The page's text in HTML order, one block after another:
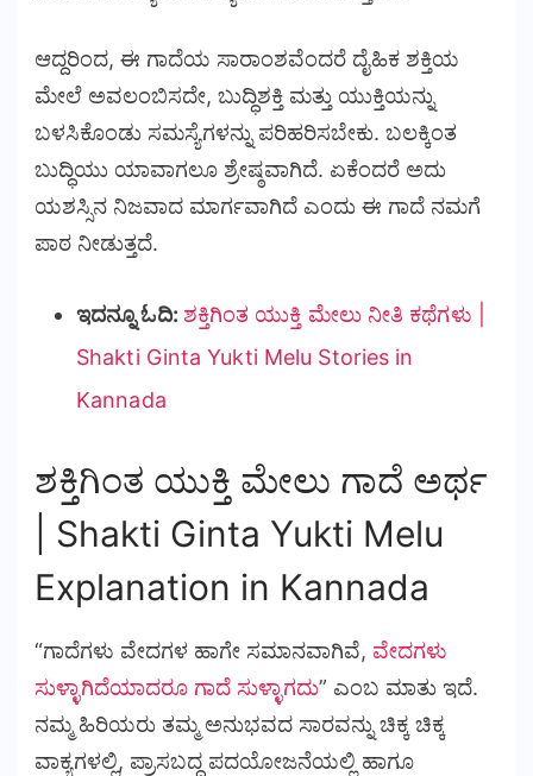
ಆದ್ದರಿಂದ, ಈ ಗಾದೆಯ ಸಾರಾಂಶವೆಂದರೆ ದೈಹಿಕ ಶಕ್ತಿಯ
ಮೇಲೆ ಅವಲಂಬಿಸದೇ, ಬುದ್ಧಿಶಕ್ತಿ ಮತ್ತು ಯುಕ್ತಿಯನ್ನು
ಬಳಸಿಕೊಂಡು ಸಮಸ್ಯೆಗಳನ್ನು ಪರಿಹರಿಸಬೇಕು. ಬಲಕ್ಕಿಂತ
ಬುದ್ಧಿಯು ಯಾವಾಗಲೂ ಶ್ರೇಷ್ಠವಾಗಿದೆ. ಏಕೆಂದರೆ ಅದು
ಯಶಸ್ಸಿನ ನಿಜವಾದ ಮಾರ್ಗವಾಗಿದೆ ಎಂದು ಈ ಗಾದೆ ನಮಗೆ
ಪಾಠ ನೀಡುತ್ತದೆ.
ಇದನ್ನೂ ಓದಿ: ಶಕ್ತಿಗಿಂತ ಯುಕ್ತಿ ಮೇಲು ನೀತಿ ಕಥೆಗಳು |
Shakti Ginta Yukti Melu Stories in
Kannada
ಶಕ್ತಿಗಿಂತ ಯುಕ್ತಿ ಮೇಲು ಗಾದೆ ಅರ್ಥ
| Shakti Ginta Yukti Melu
Explanation in Kannada
“ಗಾದೆಗಳು ವೇದಗಳ ಹಾಗೇ ಸಮಾನವಾಗಿವೆ, ವೇದಗಳು
ಸುಳ್ಳಾಗಿದೆಯಾದರೂ ಗಾದೆ ಸುಳ್ಳಾಗದು” ಎಂಬ ಮಾತು ಇದೆ.
ನಮ್ಮ ಹಿರಿಯರು ತಮ್ಮ ಅನುಭವದ ಸಾರವನ್ನು ಚಿಕ್ಕ ಚಿಕ್ಕ
ವಾಕ್ಯಗಳಲ್ಲಿ, ಪ್ರಾಸಬದ್ಧ ಪದಯೋಜನೆಯಲ್ಲಿ ಹಾಗೂ